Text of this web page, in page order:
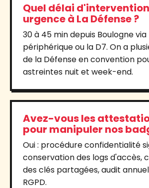
Quel délai
urgence à La Défense ?
30 à 45 min depuis Boulogne via
périphérique ou la D7. On a
de la Défense en convention
astreintes nuit et week-end.
Avez-vous les
pour manipuler nos
Oui : procédure confidentialité
conservation des logs d'accès,
des clés partagées, audit
RGPD.